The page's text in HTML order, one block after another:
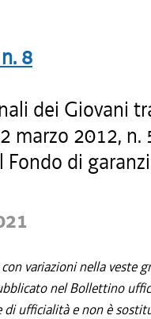
8
dei Giovani
marzo 2012, n.
di
variazioni nella veste
nel Bollettino
di ufficialità e non è